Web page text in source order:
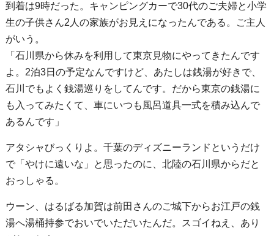
到着は9時だった。キャンピングカーで30代のご夫婦と小学
生の子供さん2人の家族がお見えになったんである。ご主人
がいう。
「石川県から休みを利用して東京見物にやってきたんです
よ。2泊3日の予定なんですけど、あたしは銭湯が好きで、
石川でもよく銭湯巡りをしてんです。だから東京の銭湯に
も入ってみたくて、車にいつも風呂道具一式を積み込んで
あるんです」
アタシャびっくりよ。千葉のディズニーランドというだけ
で「やけに遠いな」と思ったのに、北陸の石川県からだと
おっしゃる。
ウーン、はるばる加賀は前田さんのご城下からお江戸の銭
湯へ湯桶持参でおいでいただいたんだ。スゴイねえ、あり